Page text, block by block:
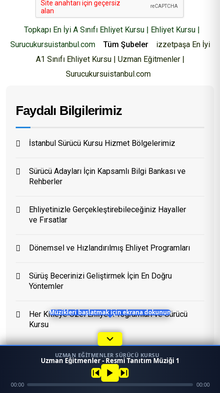
Topkapı En İyi A Sınıfı Ehliyet Kursu | Ehliyet Kursu |
Surucukursuistanbul.com
Tüm Şubeler
izzetpaşa En İyi
A1 Sınıfı Ehliyet Kursu | Uzman Eğitmenler |
Surucukursuistanbul.com
Faydalı Bilgilerimiz
İstanbul Sürücü Kursu Hizmet Bölgelerimiz
Sürücü Adayları İçin Kapsamlı Bilgi Bankası ve
Rehberler
Ehliyetinizle Gerçekleştirebileceğiniz Hayaller
ve Fırsatlar
Dönemsel ve Hızlandırılmış Ehliyet Programları
Sürüş Becerinizi Geliştirmek İçin En Doğru
Yöntemler
Her Kitleye Özel Ehliyet Programları ve Sürücü
Kursu
Eğitim Danışmanı
En Hızlı Sürücü Kursu
Bugün 10:16
Ara
1
Konum Mezun
Müzikleri başlatmak için ekrana dokunun
UZMAN EĞITMENLER SÜRÜCÜ KURSU
Uzman Eğitmenler - Resmi Tanıtım Müziği 1
00:00 00:00